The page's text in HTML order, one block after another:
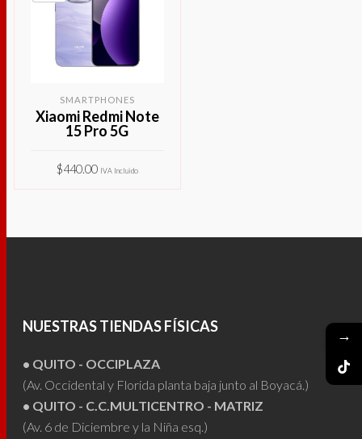
SMARTPHONES
Xiaomi Redmi Note
15 Pro 5G
$440.00 IVA Incluido
tiene
opciones
en
NUESTRAS TIENDAS FÍSICAS
• QUITO - OCCIPLAZA
(Av. Occidental y Florida planta baja junto al Boyacá.)
• QUITO - C.C.MULTICENTRO - MATRIZ
(Av. 6 de Diciembre y la Niña esq.)
→